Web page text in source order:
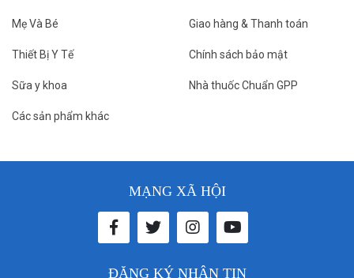
Mẹ Và Bé
Thiết Bị Y Tế
Sữa y khoa
Các sản phẩm khác
Giao hàng & Thanh toán
Chính sách bảo mật
Nhà thuốc Chuẩn GPP
MẠNG XÃ HỘI
ĐĂNG KÝ NHẬN TIN